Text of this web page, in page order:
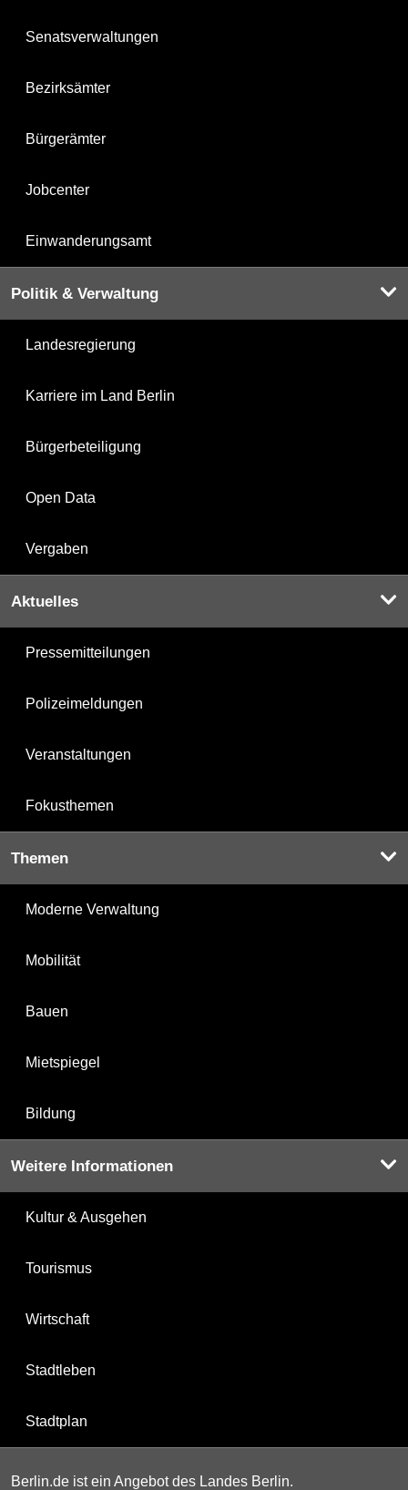
Senatsverwaltungen
Bezirksämter
Bürgerämter
Jobcenter
Einwanderungsamt
Politik & Verwaltung
Landesregierung
Karriere im Land Berlin
Bürgerbeteiligung
Open Data
Vergaben
Aktuelles
Pressemitteilungen
Polizeimeldungen
Veranstaltungen
Fokusthemen
Themen
Moderne Verwaltung
Mobilität
Bauen
Mietspiegel
Bildung
Weitere Informationen
Kultur & Ausgehen
Tourismus
Wirtschaft
Stadtleben
Stadtplan
Berlin.de ist ein Angebot des Landes Berlin.